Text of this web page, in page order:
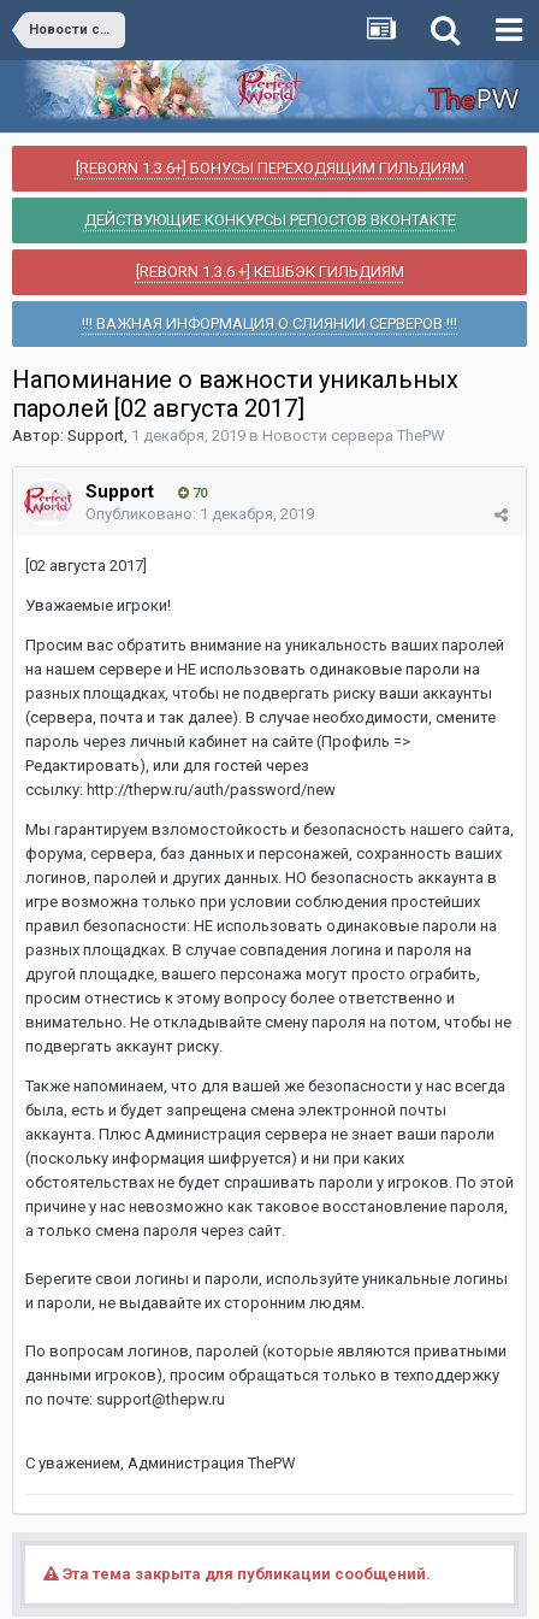
Новости сервера ThePW
[REBORN 1.3.6+] БОНУСЫ ПЕРЕХОДЯЩИМ ГИЛЬДИЯМ
ДЕЙСТВУЮЩИЕ КОНКУРСЫ РЕПОСТОВ ВКОНТАКТЕ
[REBORN 1.3.6 +] КЕШБЭК ГИЛЬДИЯМ
!!! ВАЖНАЯ ИНФОРМАЦИЯ О СЛИЯНИИ СЕРВЕРОВ !!!
Напоминание о важности уникальных
паролей [02 августа 2017]
Автор: Support, 1 декабря, 2019 в Новости сервера ThePW
Support 70
Опубликовано: 1 декабря, 2019
[02 августа 2017]
Уважаемые игроки!
Просим вас обратить внимание на уникальность ваших паролей
на нашем сервере и НЕ использовать одинаковые пароли на
разных площадках, чтобы не подвергать риску ваши аккаунты
(сервера, почта и так далее). В случае необходимости, смените
пароль через личный кабинет на сайте (Профиль =>
Редактировать), или для гостей через
ссылку: http://thepw.ru/auth/password/new
Мы гарантируем взломостойкость и безопасность нашего сайта,
форума, сервера, баз данных и персонажей, сохранность ваших
логинов, паролей и других данных. НО безопасность аккаунта в
игре возможна только при условии соблюдения простейших
правил безопасности: НЕ использовать одинаковые пароли на
разных площадках. В случае совпадения логина и пароля на
другой площадке, вашего персонажа могут просто ограбить,
просим отнестись к этому вопросу более ответственно и
внимательно. Не откладывайте смену пароля на потом, чтобы не
подвергать аккаунт риску.
Также напоминаем, что для вашей же безопасности у нас всегда
была, есть и будет запрещена смена электронной почты
аккаунта. Плюс Администрация сервера не знает ваши пароли
(поскольку информация шифруется) и ни при каких
обстоятельствах не будет спрашивать пароли у игроков. По этой
причине у нас невозможно как таковое восстановление пароля,
а только смена пароля через сайт.
Берегите свои логины и пароли, используйте уникальные логины
и пароли, не выдавайте их сторонним людям.
По вопросам логинов, паролей (которые являются приватными
данными игроков), просим обращаться только в техподдержку
по почте: support@thepw.ru
С уважением, Администрация ThePW
Эта тема закрыта для публикации сообщений.